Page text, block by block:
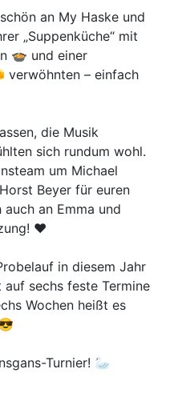
an My Haske und
„Suppenküche“ mit
🍲 und einer
verwöhnten – einfach
die Musik
sich rundum wohl.
um Michael
Beyer für euren
an Emma und
❤️
in diesem Jahr
sechs feste Termine
Wochen heißt es
Turnier! 🦢